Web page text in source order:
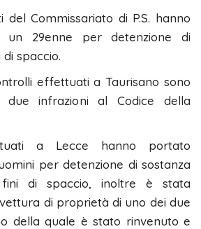
Commissariato di P.S. hanno
29enne per detenzione di
spaccio.
effettuati a Taurisano sono
due infrazioni al Codice della
a Lecce hanno portato
per detenzione di sostanza
di spaccio, inoltre è stata
di proprietà di uno dei due
della quale è stato rinvenuto e